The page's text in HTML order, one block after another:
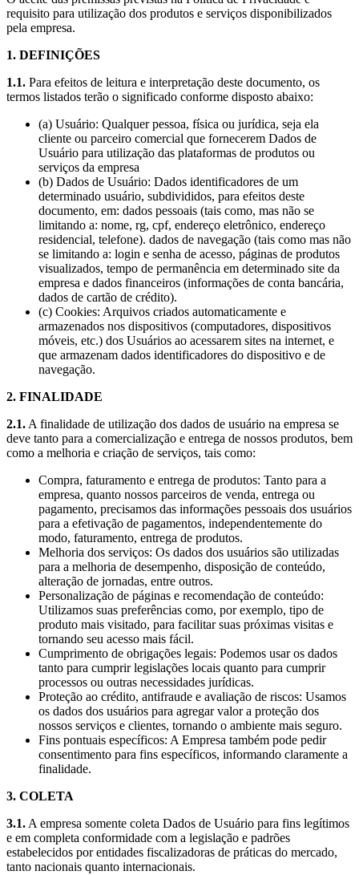
requisito para utilização dos produtos e serviços disponibilizados
pela empresa.
1. DEFINIÇÕES
1.1. Para efeitos de leitura e interpretação deste documento, os
termos listados terão o significado conforme disposto abaixo:
(a) Usuário: Qualquer pessoa, física ou jurídica, seja ela
cliente ou parceiro comercial que fornecerem Dados de
Usuário para utilização das plataformas de produtos ou
serviços da empresa
(b) Dados de Usuário: Dados identificadores de um
determinado usuário, subdivididos, para efeitos deste
documento, em: dados pessoais (tais como, mas não se
limitando a: nome, rg, cpf, endereço eletrônico, endereço
residencial, telefone). dados de navegação (tais como mas não
se limitando a: login e senha de acesso, páginas de produtos
visualizados, tempo de permanência em determinado site da
empresa e dados financeiros (informações de conta bancária,
dados de cartão de crédito).
(c) Cookies: Arquivos criados automaticamente e
armazenados nos dispositivos (computadores, dispositivos
móveis, etc.) dos Usuários ao acessarem sites na internet, e
que armazenam dados identificadores do dispositivo e de
navegação.
2. FINALIDADE
2.1. A finalidade de utilização dos dados de usuário na empresa se
deve tanto para a comercialização e entrega de nossos produtos, bem
como a melhoria e criação de serviços, tais como:
Compra, faturamento e entrega de produtos: Tanto para a
empresa, quanto nossos parceiros de venda, entrega ou
pagamento, precisamos das informações pessoais dos usuários
para a efetivação de pagamentos, independentemente do
modo, faturamento, entrega de produtos.
Melhoria dos serviços: Os dados dos usuários são utilizadas
para a melhoria de desempenho, disposição de conteúdo,
alteração de jornadas, entre outros.
Personalização de páginas e recomendação de conteúdo:
Utilizamos suas preferências como, por exemplo, tipo de
produto mais visitado, para facilitar suas próximas visitas e
tornando seu acesso mais fácil.
Cumprimento de obrigações legais: Podemos usar os dados
tanto para cumprir legislações locais quanto para cumprir
processos ou outras necessidades jurídicas.
Proteção ao crédito, antifraude e avaliação de riscos: Usamos
os dados dos usuários para agregar valor a proteção dos
nossos serviços e clientes, tornando o ambiente mais seguro.
Fins pontuais específicos: A Empresa também pode pedir
consentimento para fins específicos, informando claramente a
finalidade.
3. COLETA
3.1. A empresa somente coleta Dados de Usuário para fins legítimos
e em completa conformidade com a legislação e padrões
estabelecidos por entidades fiscalizadoras de práticas do mercado,
tanto nacionais quanto internacionais.